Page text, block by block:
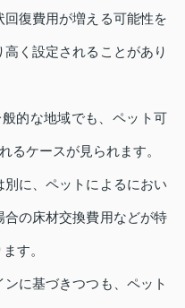
復費用が増える可能性を
く設定されることがあり
的な地域でも、ペット可
るケースが見られます。
に、ペットによるにおい
の床材交換費用などが特
す。
に基づきつつも、ペット